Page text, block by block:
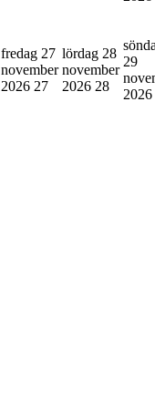
fredag 27
november
2026 27
lördag 28
november
2026 28
29
2026